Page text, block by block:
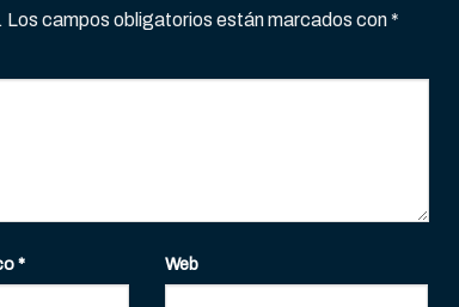
Los campos obligatorios están marcados con*
* Web